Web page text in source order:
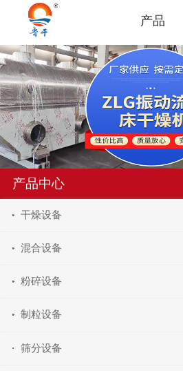
产品
产品中心
干燥设备
混合设备
粉碎设备
制粒设备
筛分设备